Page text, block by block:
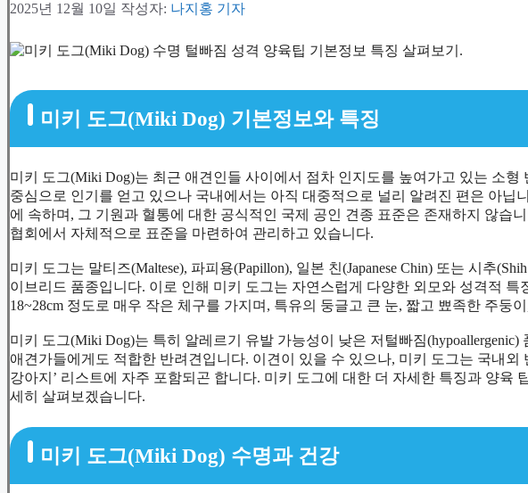
2025년 12월 10일 작성자: 나지홍 기자
미키 도그(Miki Dog) 기본정보와 특징
미키 도그(Miki Dog)는 최근 애견인들 사이에서 점차 인지도를 높여가고 있는 소형
중심으로 인기를 얻고 있으나 국내에서는 아직 대중적으로 널리 알려진 편은 아닙
에 속하며, 그 기원과 혈통에 대한 공식적인 국제 공인 견종 표준은 존재하지 않습
협회에서 자체적으로 표준을 마련하여 관리하고 있습니다.
미키 도그는 말티즈(Maltese), 파피용(Papillon), 일본 친(Japanese Chin) 또는 시추
이브리드 품종입니다. 이로 인해 미키 도그는 자연스럽게 다양한 외모와 성격적 특
18~28cm 정도로 매우 작은 체구를 가지며, 특유의 둥글고 큰 눈, 짧고 뾰족한 주둥
미키 도그(Miki Dog)는 특히 알레르기 유발 가능성이 낮은 저털빠짐
애견가들에게도 적합한 반려견입니다. 이견이 있을 수 있으나, 미키 도그는 국내외
강아지’ 리스트에 자주 포함되곤 합니다. 미키 도그에 대한 더 자세한 특징과 양육
세히 살펴보겠습니다.
미키 도그(Miki Dog) 수명과 건강